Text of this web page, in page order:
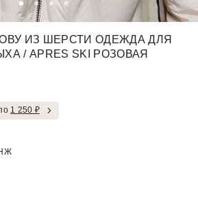
ИЗ ШЕРСТИ ОДЕЖДА ДЛЯ
/ APRES SKI РОЗОВАЯ
1 250 ₽